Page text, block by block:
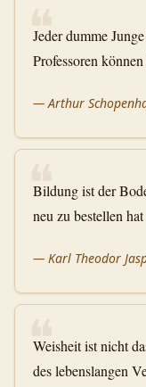
❝
Jeder dumme
Professoren
—Arthur
❝
Bildung ist der
neu zu bestellen hat
— Karl Theodor
❝
Weisheit ist nicht
des lebenslangen